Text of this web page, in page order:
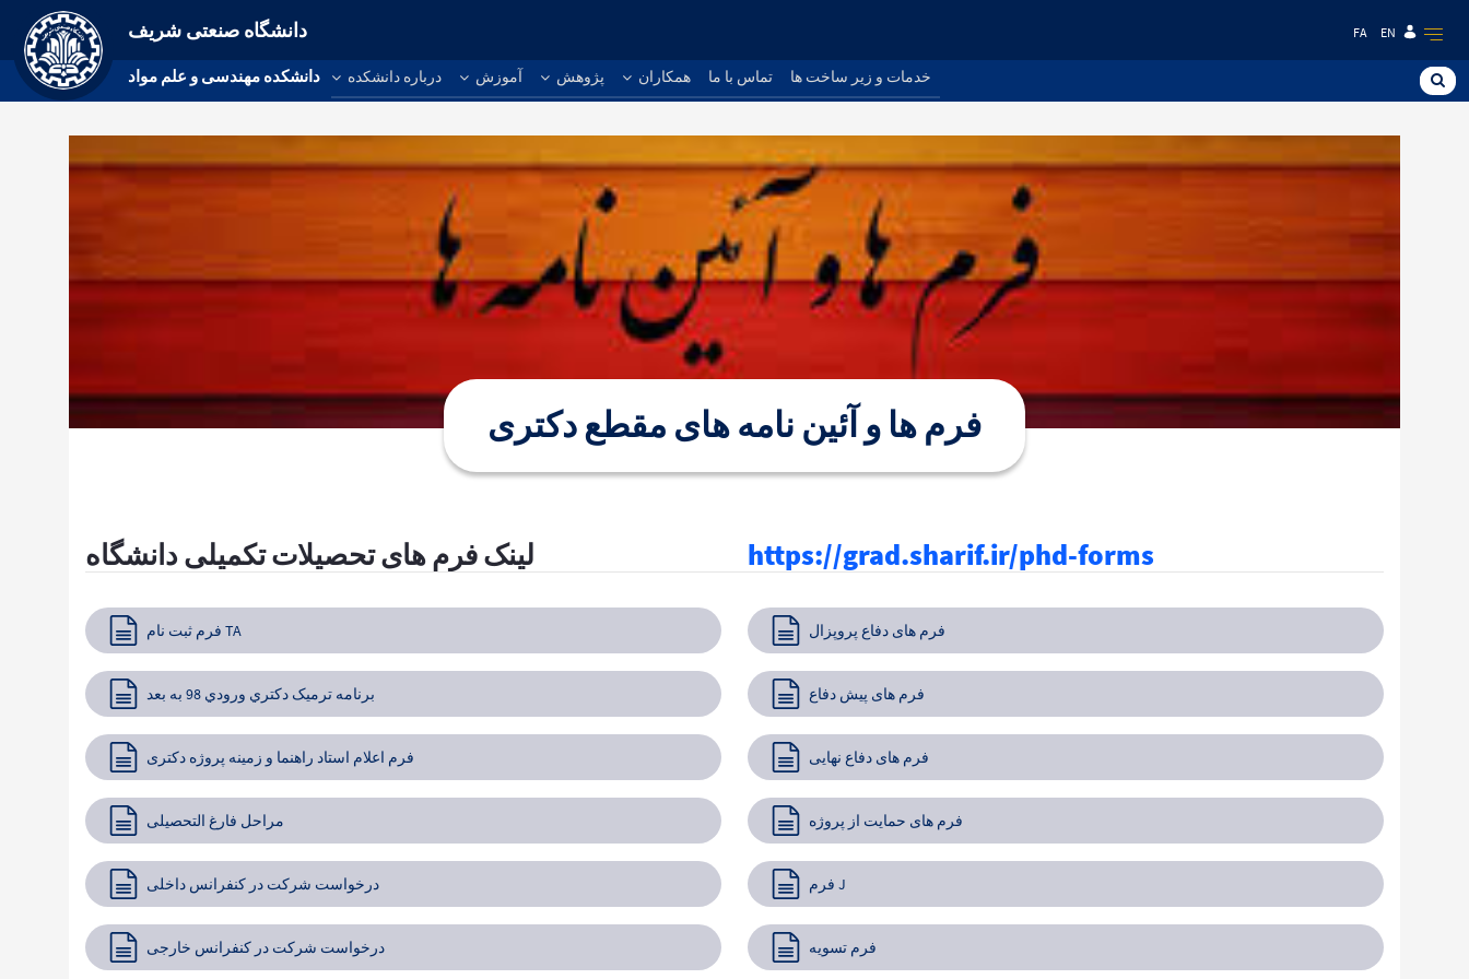
دانشگاه صنعتی شریف FA EN
دانشکده مهندسی و علم مواد درباره دانشکده آموزش پژوهش همکاران تماس با ما خدمات و زیر ساخت ها
فرم ها و آئین نامه های مقطع دکتری
لینک فرم های تحصیلات تکمیلی دانشگاه https://grad.sharif.ir/phd-forms
فرم ثبت نام TA
برنامه ترميک دكتري ورودي 98 به بعد
فرم اعلام استاد راهنما و زمینه پروژه دکتری
مراحل فارغ التحصیلی
درخواست شرکت در کنفرانس داخلی
درخواست شرکت در کنفرانس خارجی
فرم های دفاع پروپزال
فرم های پیش دفاع
فرم های دفاع نهایی
فرم های حمایت از پروژه
فرم J
فرم تسویه